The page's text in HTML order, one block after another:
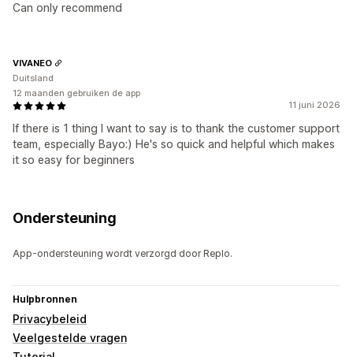
Can only recommend
11 juni 2026
If there is 1 thing I want to say is to thank the customer support
team, especially Bayo:) He's so quick and helpful which makes
it so easy for beginners
VIVANEO
Duitsland
12 maanden gebruiken de app
Ondersteuning
App-ondersteuning wordt verzorgd door Replo.
Hulpbronnen
Privacybeleid
Veelgestelde vragen